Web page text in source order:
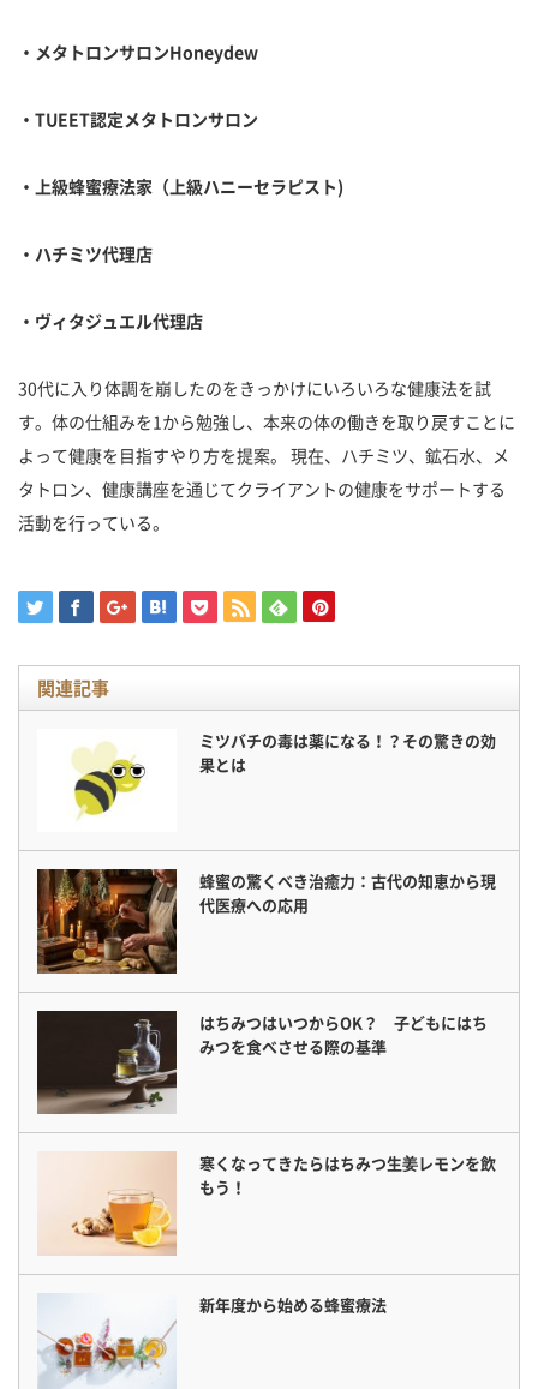
・メタトロンサロンHoneydew
・ TUEET認定メタトロンサロン
・上級蜂蜜療法家（上級ハニーセラピスト)
・ハチミツ代理店
・ヴィタジュエル代理店
30代に入り体調を崩したのをきっかけにいろいろな健康法を試
す。体の仕組みを1から勉強し、本来の体の働きを取り戻すことに
よって健康を目指すやり方を提案。 現在、ハチミツ、鉱石水、メ
タトロン、健康講座を通じてクライアントの健康をサポートする
活動を行っている。
関連記事
ミツバチの毒は薬になる！？その驚きの効
果とは
蜂蜜の驚くべき治癒力：古代の知恵から現
代医療への応用
はちみつはいつからOK？ 子どもにはち
みつを食べさせる際の基準
寒くなってきたらはちみつ生姜レモンを飲
もう！
新年度から始める蜂蜜療法